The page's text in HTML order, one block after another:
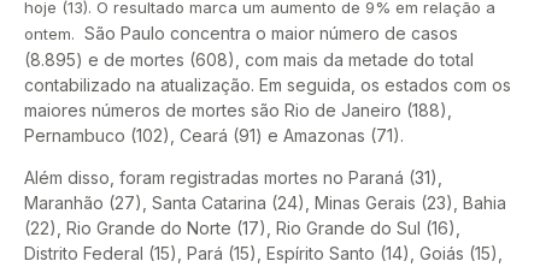
hoje (13). O resultado marca um aumento de 9% em relação a
ontem. São Paulo concentra o maior número de casos
(8.895) e de mortes (608), com mais da metade do total
contabilizado na atualização. Em seguida, os estados com os
maiores números de mortes são Rio de Janeiro (188),
Pernambuco (102), Ceará (91) e Amazonas (71).
Além disso, foram registradas mortes no Paraná (31),
Maranhão (27), Santa Catarina (24), Minas Gerais (23), Bahia
(22), Rio Grande do Norte (17), Rio Grande do Sul (16),
Distrito Federal (15), Pará (15), Espírito Santo (14), Goiás (15),